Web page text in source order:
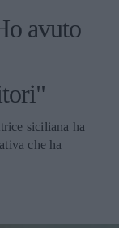
avuto
siciliana ha
che ha